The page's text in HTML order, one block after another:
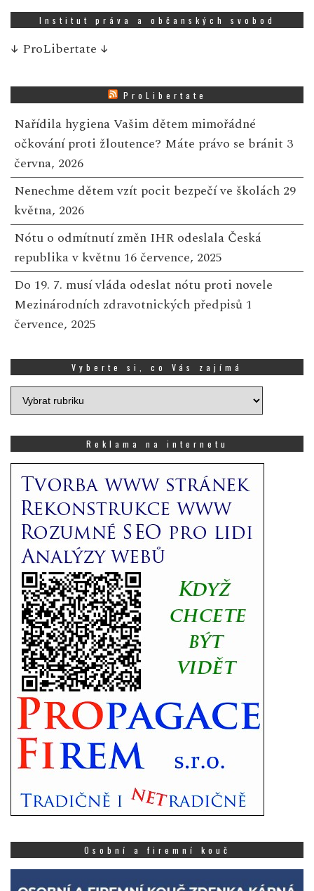
Institut práva a občanských svobod
↓ ProLibertate ↓
ProLibertate
Nařídila hygiena Vašim dětem mimořádné
očkování proti žloutence? Máte právo se bránit 3
června, 2026
Nenechme dětem vzít pocit bezpečí ve školách 29
května, 2026
Nótu o odmítnutí změn IHR odeslala Česká
republika v květnu 16 července, 2025
Do 19. 7. musí vláda odeslat nótu proti novele
Mezinárodních zdravotnických předpisů 1
července, 2025
Vyberte si, co Vás zajímá
Vyberte
si,
zajímá
Reklama na internetu
Osobní a firemní kouč